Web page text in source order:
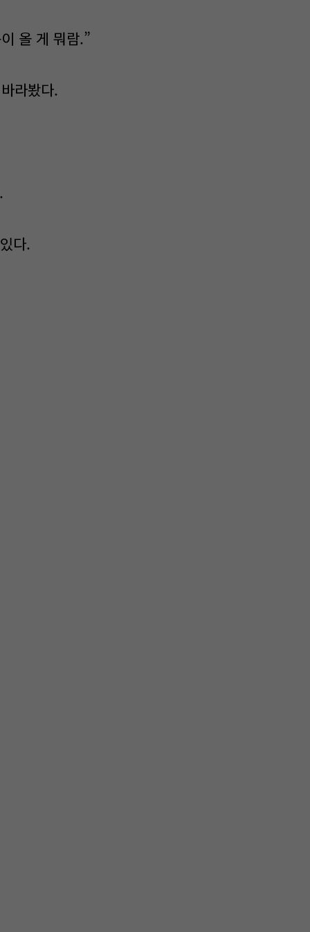
올 게 뭐람.”
라봤다.
다.